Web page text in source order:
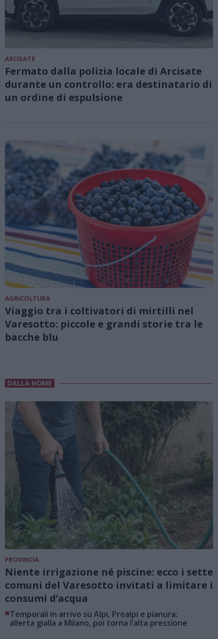
ARCISATE
Fermato dalla polizia locale di Arcisate
durante un controllo: era destinatario di
un ordine di espulsione
AGRICOLTURA
Viaggio tra i coltivatori di mirtilli nel
Varesotto: piccole e grandi storie tra le
bacche blu
DALLA HOME
PROVINCIA
Niente irrigazione né piscine: ecco i sette
comuni del Varesotto invitati a limitare i
consumi d’acqua
■Temporali in arrivo su Alpi, Prealpi e pianura:
allerta gialla a Milano, poi torna l’alta pressione